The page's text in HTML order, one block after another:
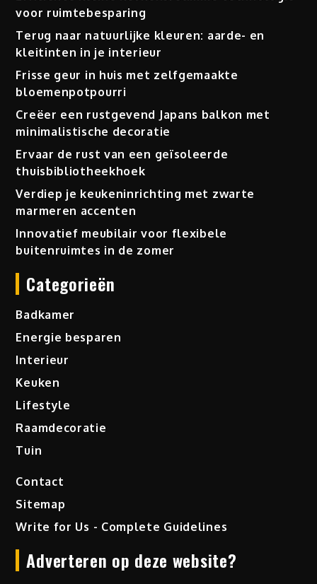
voor ruimtebesparing
Terug naar natuurlijke kleuren: aarde- en
kleitinten in je interieur
Frisse geur in huis met zelfgemaakte
bloemenpotpourri
Creëer een rustgevend Japans balkon met
minimalistische decoratie
Ervaar de rust van een geïsoleerde
thuisbibliotheekhoek
Verdiep je keukeninrichting met zwarte
marmeren accenten
Innovatief meubilair voor flexibele
buitenruimtes in de zomer
Categorieën
Badkamer
Energie besparen
Interieur
Keuken
Lifestyle
Raamdecoratie
Tuin
Contact
Sitemap
Write for Us - Complete Guidelines
Adverteren op deze website?